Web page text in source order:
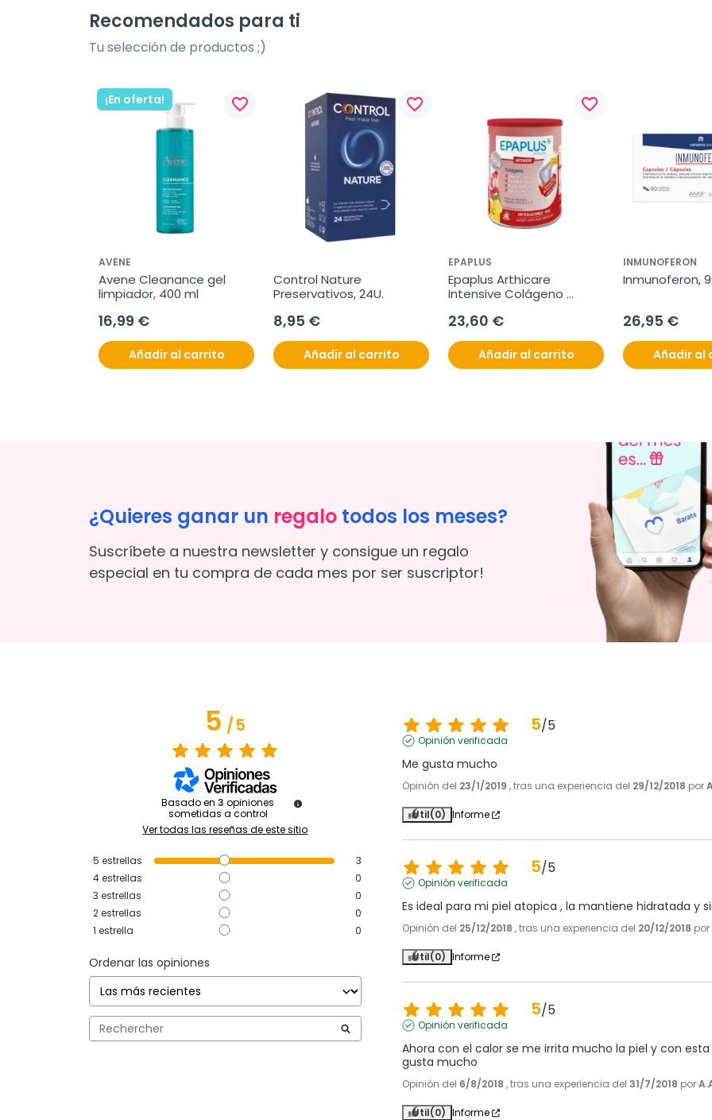
Recomendados para ti
Tu selección de productos ;)
¡En oferta! favorite_border
AVENE
Avene Cleanance gel
limpiador, 400 ml
16,99 €
Añadir al carrito
favorite_border
Control Nature
Preservativos, 24U.
8,95 €
Añadir al carrito
favorite_border
EPAPLUS
Epaplus Arthicare
Intensive Colágeno
23,60 €
Añadir al carrito
INMUNOFERON
Inmunoferon,
26,95 €
Añadir al
¿Quieres ganar un regalo todos los meses?
Suscríbete a nuestra newsletter y consigue un regalo
especial en tu compra de cada mes por ser suscriptor!
5/5
Basado en3 opiniones
sometidas a control
Ver todas las reseñas de este sitio
5 estrellas
3
4estrellas
0
3 estrellas
0
2estrellas
0
1 estrella 0
Ordenar las opiniones
5/5
Opinión verificada
Me gusta mucho
Opinión del 23/1/2019 , tras una experiencia del 29/12/2018 por
Útil(0) Informe
5/5
Opinión verificada
Es ideal para mi piel atopica , la mantiene hidratada y
Opinión del 25/12/2018 , tras una experiencia del 20/12/2018 por
Útil(0) Informe
5/5
Opinión verificada
Ahora con el calor se me irrita mucho la piel y con
gusta mucho
Opinión del 6/8/2018 , tras una experiencia del31/7/2018 por
Útil(0) Informe